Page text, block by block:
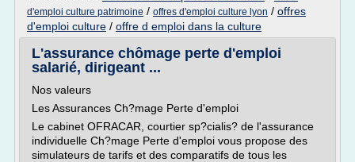
d'emploi culture patrimoine / offres d'emploi culture lyon / offres
d'emploi culture / offre d emploi dans la culture
L'assurance chômage perte d'emploi
salarié, dirigeant ...
Nos valeurs
Les Assurances Ch?mage Perte d'emploi
Le cabinet OFRACAR, courtier sp?cialis? de l'assurance
individuelle Ch?mage Perte d'emploi vous propose des
simulateurs de tarifs et des comparatifs de tous les